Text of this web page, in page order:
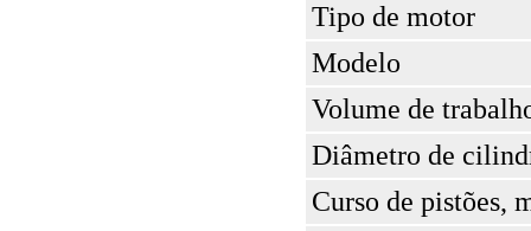
Tipo de motor
Modelo
Volume de
Diâmetro de
Curso de pistões,